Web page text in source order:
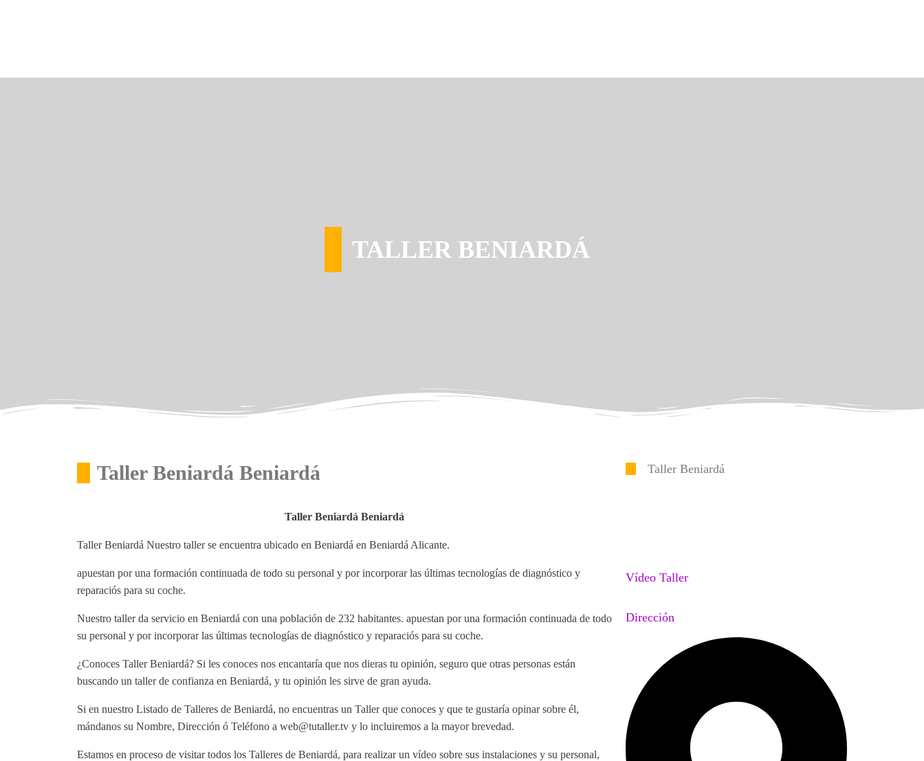
TALLER BENIARDÁ
Taller Beniardá Beniardá
Taller Beniardá Beniardá
Taller Beniardá Nuestro taller se encuentra ubicado en Beniardá en Beniardá Alicante.
apuestan por una formación continuada de todo su personal y por incorporar las últimas tecnologías de diagnóstico y
reparaciós para su coche.
Nuestro taller da servicio en Beniardá con una población de 232 habitantes. apuestan por una formación continuada de todo
su personal y por incorporar las últimas tecnologías de diagnóstico y reparaciós para su coche.
¿Conoces Taller Beniardá? Si les conoces nos encantaría que nos dieras tu opinión, seguro que otras personas están
buscando un taller de confianza en Beniardá, y tu opinión les sirve de gran ayuda.
Si en nuestro Listado de Talleres de Beniardá, no encuentras un Taller que conoces y que te gustaría opinar sobre él,
mándanos su Nombre, Dirección ó Teléfono a web@tutaller.tv y lo incluiremos a la mayor brevedad.
Estamos en proceso de visitar todos los Talleres de Beniardá, para realizar un vídeo sobre sus instalaciones y su personal,
Taller Beniardá
Vídeo Taller
Dirección